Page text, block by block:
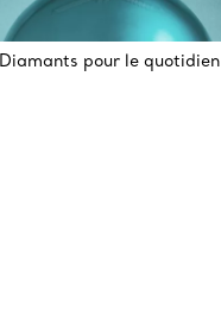
Diamants pour le quotidien